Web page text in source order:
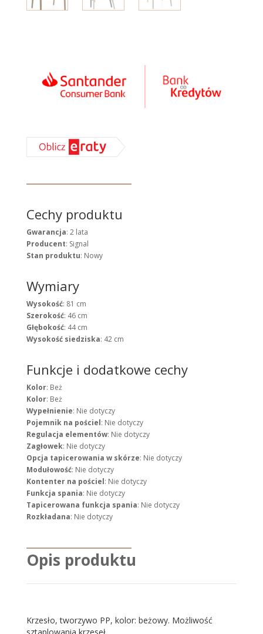
Cechy produktu
Gwarancja: 2 lata
Producent: Signal
Stan produktu: Nowy
Wymiary
Wysokość: 81 cm
Szerokość: 46 cm
Głębokość: 44 cm
Wysokość siedziska: 42 cm
Funkcje i dodatkowe cechy
Kolor: Beż
Kolor: Beż
Wypełnienie: Nie dotyczy
Pojemnik na pościel: Nie dotyczy
Regulacja elementów: Nie dotyczy
Zagłowek: Nie dotyczy
Opcja tapicerowania w skórze: Nie dotyczy
Modułowość: Nie dotyczy
Kontenter na pościel: Nie dotyczy
Funkcja spania: Nie dotyczy
Tapicerowana funkcja spania: Nie dotyczy
Rozkładana: Nie dotyczy
Opis produktu
Krzesło, tworzywo PP, kolor: beżowy. Możliwość